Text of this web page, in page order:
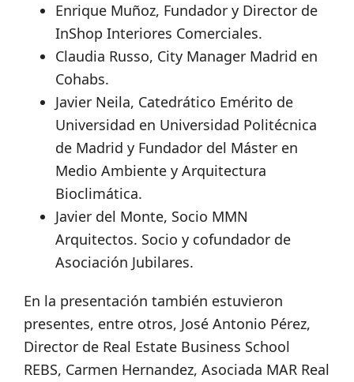
Enrique Muñoz, Fundador y Director de
InShop Interiores Comerciales.
Claudia Russo, City Manager Madrid en
Cohabs.
Javier Neila, Catedrático Emérito de
Universidad en Universidad Politécnica
de Madrid y Fundador del Máster en
Medio Ambiente y Arquitectura
Bioclimática.
Javier del Monte, Socio MMN
Arquitectos. Socio y cofundador de
Asociación Jubilares.
En la presentación también estuvieron
presentes, entre otros, José Antonio Pérez,
Director de Real Estate Business School
REBS, Carmen Hernandez, Asociada MAR Real